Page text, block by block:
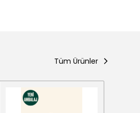
Tüm Ürünler